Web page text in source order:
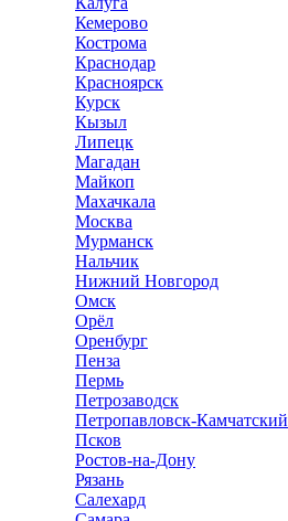
Кемерово
Кострома
Краснодар
Красноярск
Курск
Кызыл
Липецк
Магадан
Майкоп
Махачкала
Москва
Мурманск
Нальчик
Нижний Новгород
Омск
Орёл
Оренбург
Пенза
Пермь
Петрозаводск
Петропавловск-Камчатский
Псков
Ростов-на-Дону
Рязань
Салехард